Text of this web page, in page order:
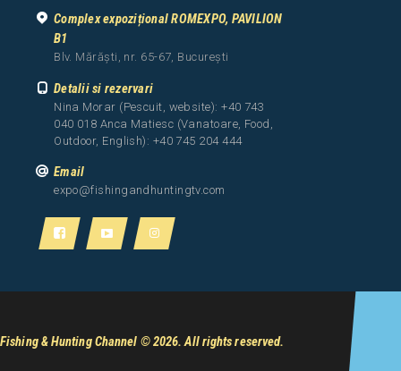
Complex expozițional ROMEXPO, PAVILION
B1
Blv. Mărăști, nr. 65-67, București
Detalii si rezervari
Nina Morar (Pescuit, website): +40 743
040 018 Anca Matiesc (Vanatoare, Food,
Outdoor, English): +40 745 204 444
Email
expo@fishingandhuntingtv.com
Fishing & Hunting Channel © 2026. All rights reserved.